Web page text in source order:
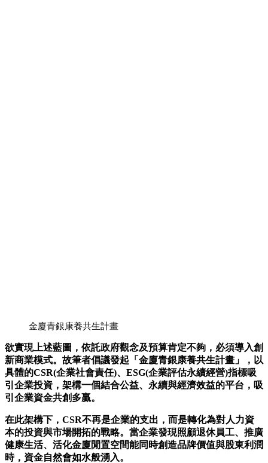
金廈青銀康養共生計畫
欲實現上述藍圖，依託政府觀念及預算肯定不夠，必須導入創
新商業模式。故筆者倡議發起「金廈青銀康養共生計畫」，以
具體的CSR(企業社會責任)、ESG(企業評估永續經營)指標吸
引企業投資，架構一個結合公益、永續與經濟效益的平台，吸
引企業資金共創多贏。
在此架構下，CSR不再是企業的支出，而是轉化為對人力資
本的投資與市場開拓的戰略。當企業發現照顧退休員工、推廣
健康生活、活化金廈閒置空間能同時創造品牌價值與股東利潤
時，資金自然會如水般湧入。